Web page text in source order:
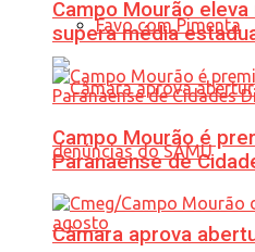
Favo com Pimenta
Câmara aprova
Campo Mourão eleva
supera média
Campo Mourão é
Paranaense de